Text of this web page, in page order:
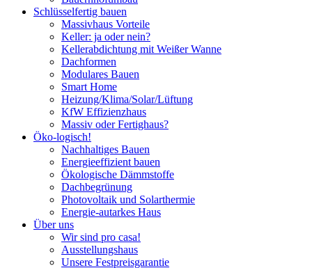
Schlüsselfertig bauen
Massivhaus Vorteile
Keller: ja oder nein?
Kellerabdichtung mit Weißer Wanne
Dachformen
Modulares Bauen
Smart Home
Heizung/Klima/Solar/Lüftung
KfW Effizienzhaus
Massiv oder Fertighaus?
Öko-logisch!
Nachhaltiges Bauen
Energieeffizient bauen
Ökologische Dämmstoffe
Dachbegrünung
Photovoltaik und Solarthermie
Energie-autarkes Haus
Über uns
Wir sind pro casa!
Ausstellungshaus
Unsere Festpreisgarantie